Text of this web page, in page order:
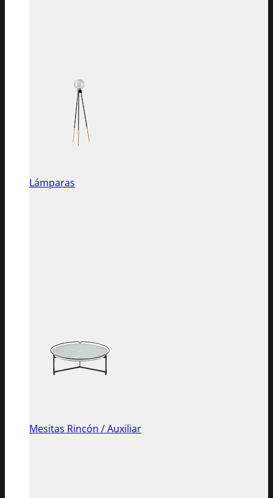
Lámparas
Mesitas Rincón / Auxiliar